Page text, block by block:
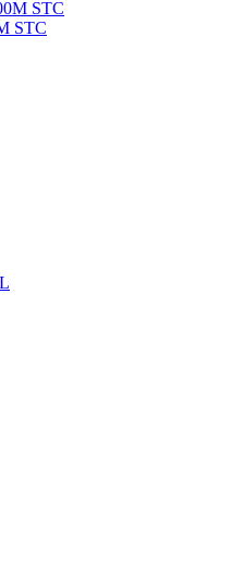
STC